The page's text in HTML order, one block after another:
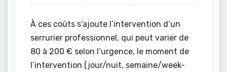
À ces coûts s’ajoute l’intervention d’un
serrurier professionnel, qui peut varier de
80 à 200 € selon l’urgence, le moment de
l’intervention (jour/nuit, semaine/week-